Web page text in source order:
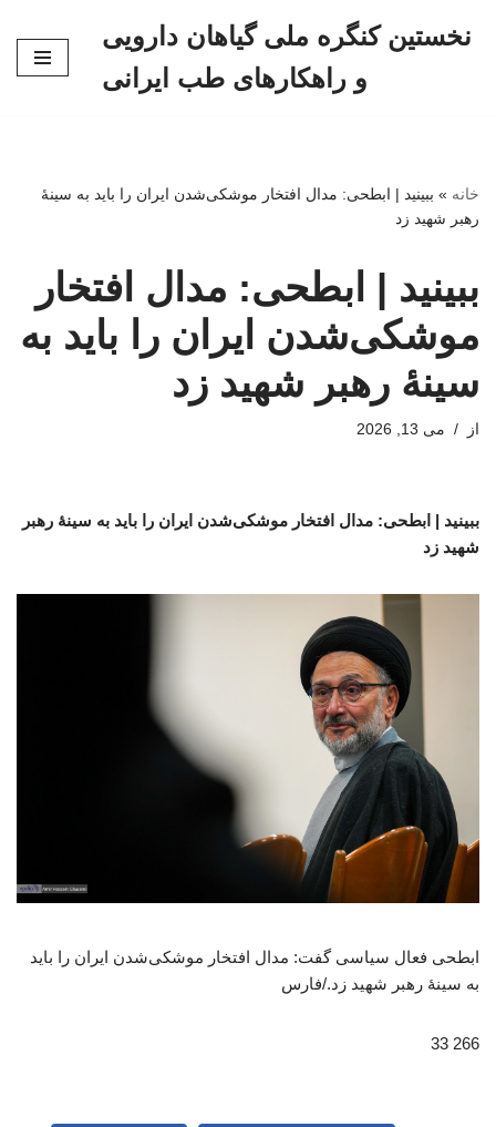
نخستین کنگره ملی گیاهان دارویی
و راهکارهای طب ایرانی
خانه » ببینید | ابطحی: مدال افتخار موشکی‌شدن ایران را باید به سینهٔ
رهبر شهید زد
ببینید | ابطحی: مدال افتخار
موشکی‌شدن ایران را باید به
سینهٔ رهبر شهید زد
از می 13, 2026
ببینید | ابطحی: مدال افتخار موشکی‌شدن ایران را باید به سینهٔ رهبر
شهید زد
ابطحی فعال سیاسی گفت: مدال افتخار موشکی‌شدن ایران را باید
به سینهٔ رهبر شهید زد./فارس
266 33